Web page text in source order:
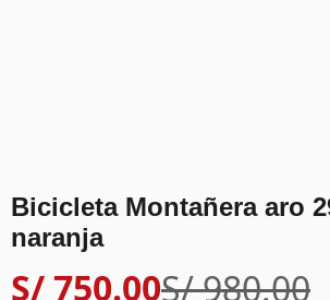
Bicicleta Montañera aro
naranja
S/980.00
S/750.00